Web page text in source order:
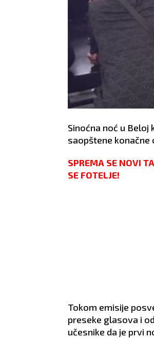
Sinoćna noć u
saopštene konačne
SPREMA SE NOVI
SE FOTELJE!
Tokom emisije
preseke glasova i
učesnike da je prvi